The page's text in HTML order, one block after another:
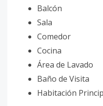
Balcón
Sala
Comedor
Cocina
Área de Lavado
Baño de Visita
Habitación